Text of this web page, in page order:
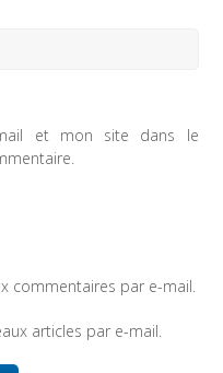
et mon site dans le
commentaires par e-mail.
articles par e-mail.